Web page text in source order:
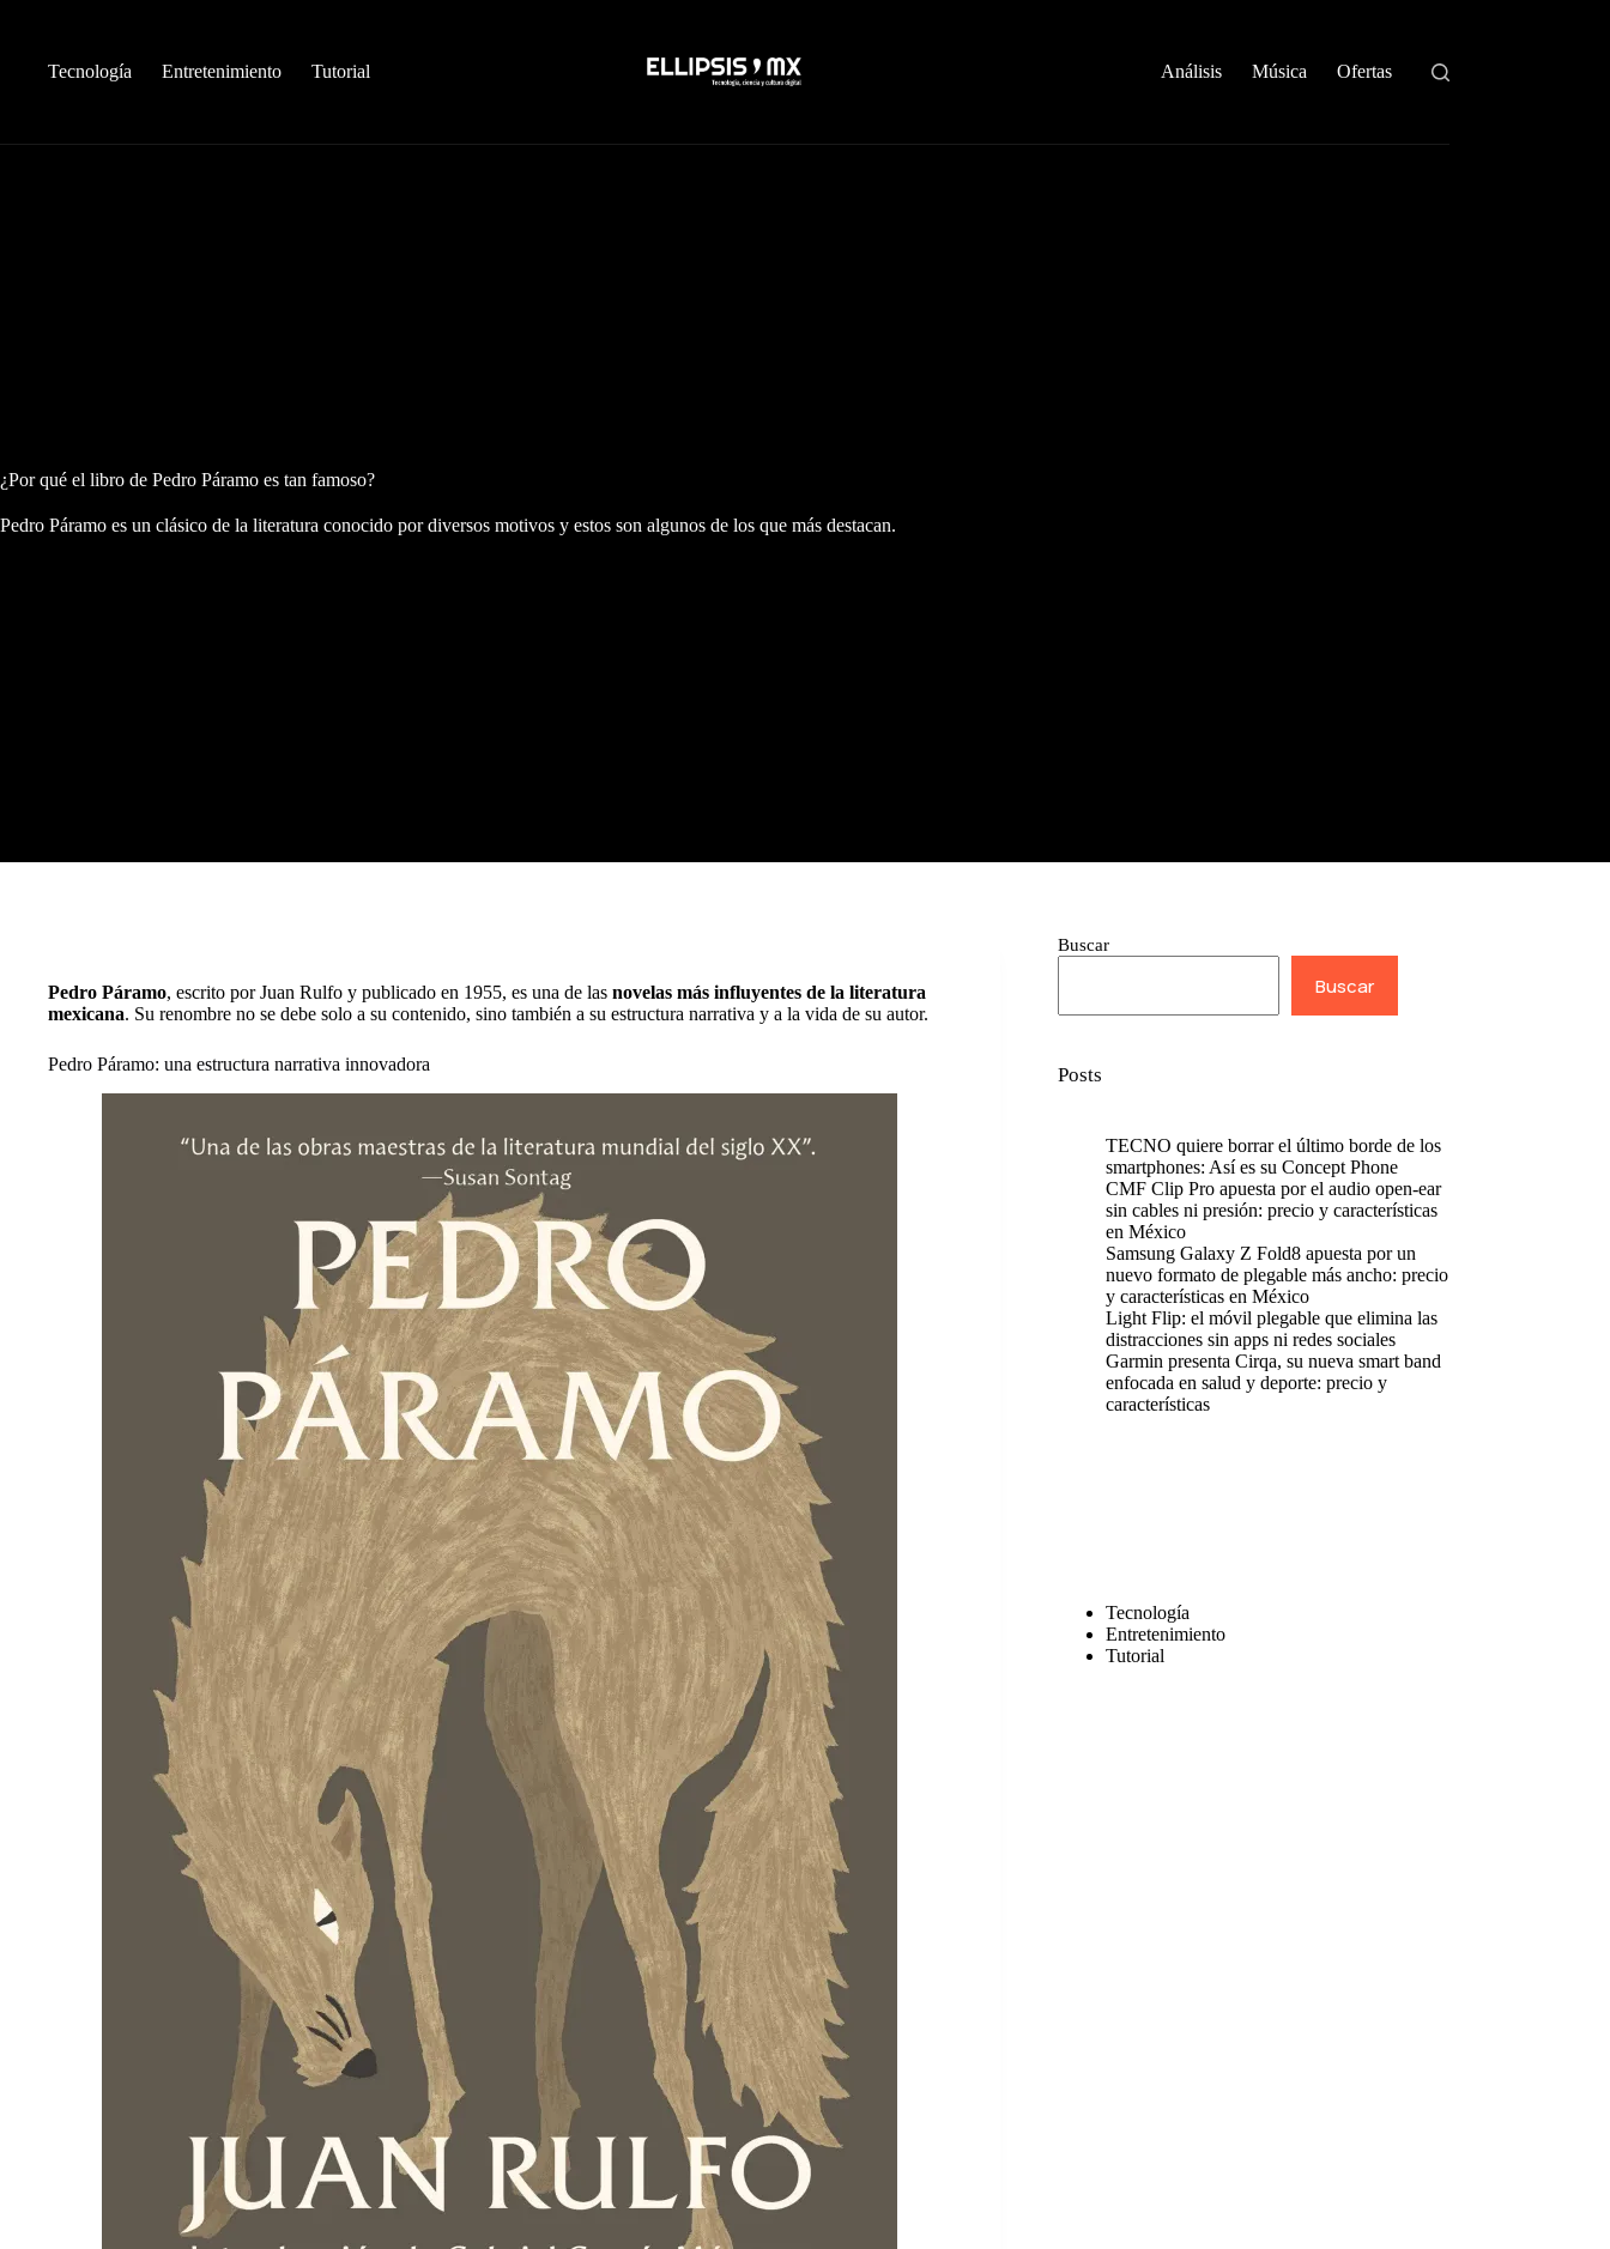
Tecnología
Entretenimiento Tutorial Análisis Música Ofertas
¿Por qué el libro de Pedro Páramo es tan famoso?
Pedro Páramo es un clásico de la literatura conocido por diversos motivos y estos son algunos de los que más destacan.
Pedro Páramo, escrito por Juan Rulfo y publicado en 1955, es una de las novelas más influyentes de la literatura
mexicana. Su renombre no se debe solo a su contenido, sino también a su estructura narrativa y a la vida de su autor.
Pedro Páramo: una estructura narrativa innovadora
Buscar
Buscar
Posts
TECNO quiere borrar el último borde de los
smartphones: Así es su Concept Phone
CMF Clip Pro apuesta por el audio open-ear
sin cables ni presión: precio y características
en México
Samsung Galaxy Z Fold8 apuesta por un
nuevo formato de plegable más ancho: precio
y características en México
Light Flip: el móvil plegable que elimina las
distracciones sin apps ni redes sociales
Garmin presenta Cirqa, su nueva smart band
enfocada en salud y deporte: precio y
características
Tecnología
Entretenimiento
Tutorial